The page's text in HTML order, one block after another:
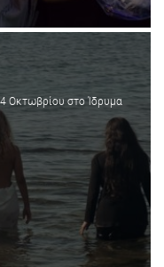
Οκτωβρίου στο Ίδρυμα